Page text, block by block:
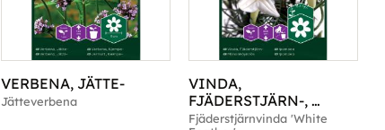
VERBENA, JÄTTE-
Jätteverbena
VINDA,
FJÄDERSTJÄRN-,
WHITE FEATHER
Fjäderstjärnvinda 'White